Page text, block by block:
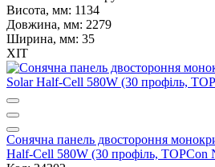
Висота, мм: 1134
Довжина, мм: 2279
Ширина, мм: 35
ХІТ
Сонячна панель двостороння
Half-Cell 580W (30 профіль, TOPCon